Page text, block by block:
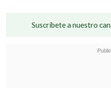
Suscríbete a nuestro